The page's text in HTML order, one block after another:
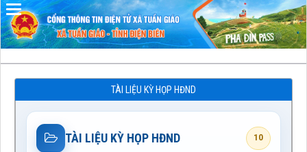
TÀI LIỆU KỲ HỌP HĐND
TÀI LIỆU KỲ HỌP HĐND 10
Đã kết nối EMC